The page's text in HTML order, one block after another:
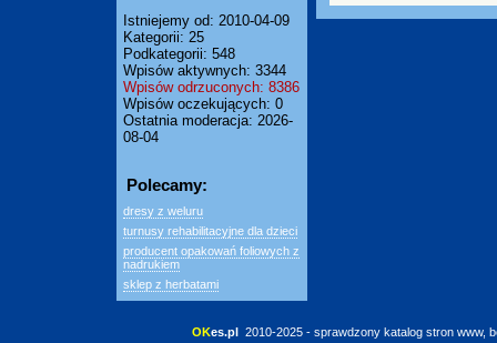
Istniejemy od: 2010-04-09
Kategorii: 25
Podkategorii: 548
Wpisów aktywnych: 3344
Wpisów odrzuconych: 8386
Wpisów oczekujących: 0
Ostatnia moderacja: 2026-
08-04
Polecamy:
dresy z weluru
turnusy rehabilitacyjne dla dzieci
producent opakowań foliowych z
nadrukiem
sklep z herbatami
OKes.pl 2010-2025 - sprawdzony katalog stron www,